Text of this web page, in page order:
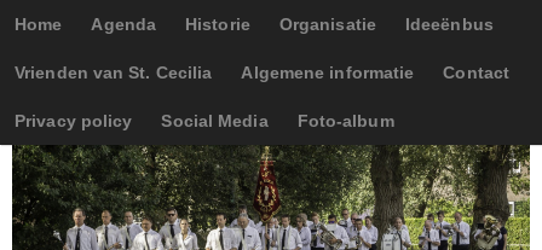
Home Agenda Historie Organisatie Ideeënbus
Vrienden van St. Cecilia Algemene informatie Contact
Privacy policy Social Media Foto-album